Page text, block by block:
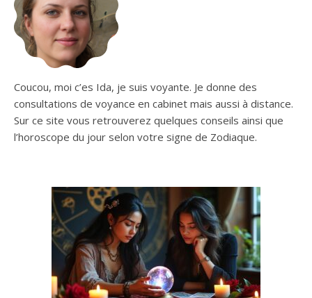
Coucou, moi c’es Ida, je suis voyante. Je donne des
consultations de voyance en cabinet mais aussi à distance.
Sur ce site vous retrouverez quelques conseils ainsi que
l’horoscope du jour selon votre signe de Zodiaque.